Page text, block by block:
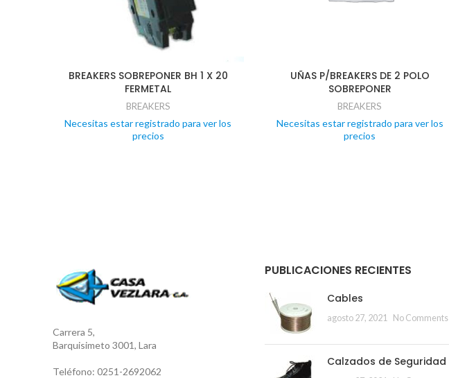
BREAKERS SOBREPONER BH 1 X 20
FERMETAL
BREAKERS
Necesitas estar registrado para ver los
precios
UÑAS P/BREAKERS DE 2 POLO
SOBREPONER
BREAKERS
Necesitas estar registrado para ver los
precios
Carrera 5,
Barquisimeto 3001, Lara
Teléfono: 0251-2692062
PUBLICACIONES RECIENTES
Cables
agosto 27, 2021 No Comments
Calzados de Seguridad